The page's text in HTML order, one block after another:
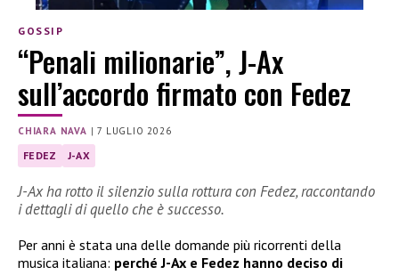
GOSSIP
“Penali milionarie”, J-Ax
sull’accordo firmato con Fedez
CHIARA NAVA |7 LUGLIO 2026
FEDEZ J-AX
J-Ax ha rotto il silenzio sulla rottura con Fedez, raccontando
i dettagli di quello che è successo.
Per anni è stata una delle domande più ricorrenti della
musica italiana: perché J-Ax e Fedez hanno deciso di